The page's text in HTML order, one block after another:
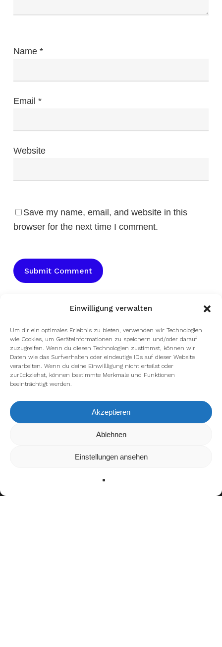
Einwilligung verwalten
Um dir ein optimales Erlebnis zu bieten, verwenden wir Technologien
wie Cookies, um Geräteinformationen zu speichern und/oder darauf
zuzugreifen. Wenn du diesen Technologien zustimmst, können wir
Daten wie das Surfverhalten oder eindeutige IDs auf dieser Website
verarbeiten. Wenn du deine Einwillligung nicht erteilst oder
zurückziehst, können bestimmte Merkmale und Funktionen
beeinträchtigt werden.
Akzeptieren
Ablehnen
Einstellungen ansehen
Name *
Email *
Website
Save my name, email, and website in this
browser for the next time I comment.
Wir verwenden Cookies, um dir die bestmögliche Erfahrung auf
kannst du erfahren, welche Cookies wir
verwenden oder sie ausschalten.